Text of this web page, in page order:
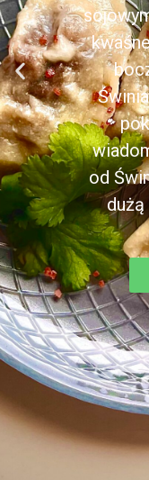
od
dużą